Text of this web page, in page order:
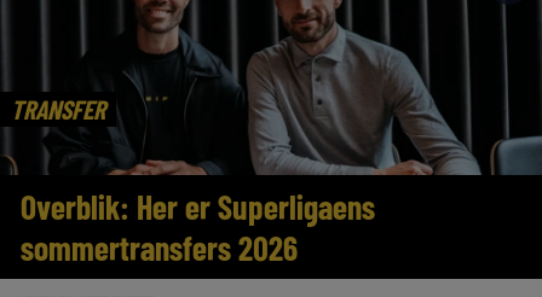
TRANSFER
Overblik: Her er Superligaens
sommertransfers 2026